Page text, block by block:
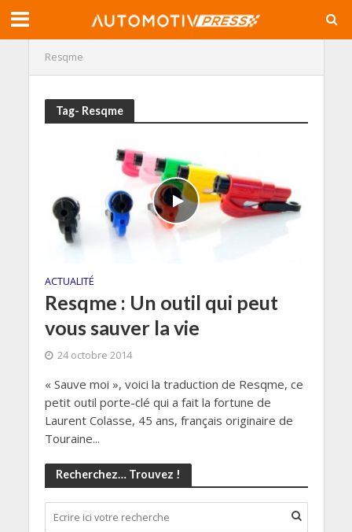
Resqme
Tag- Resqme
ACTUALITÉ
Resqme : Un outil qui peut
vous sauver la vie
24 octobre 2014
« Sauve moi », voici la traduction de Resqme, ce
petit outil porte-clé qui a fait la fortune de
Laurent Colasse, 45 ans, français originaire de
Touraine...
Recherchez… Trouvez !